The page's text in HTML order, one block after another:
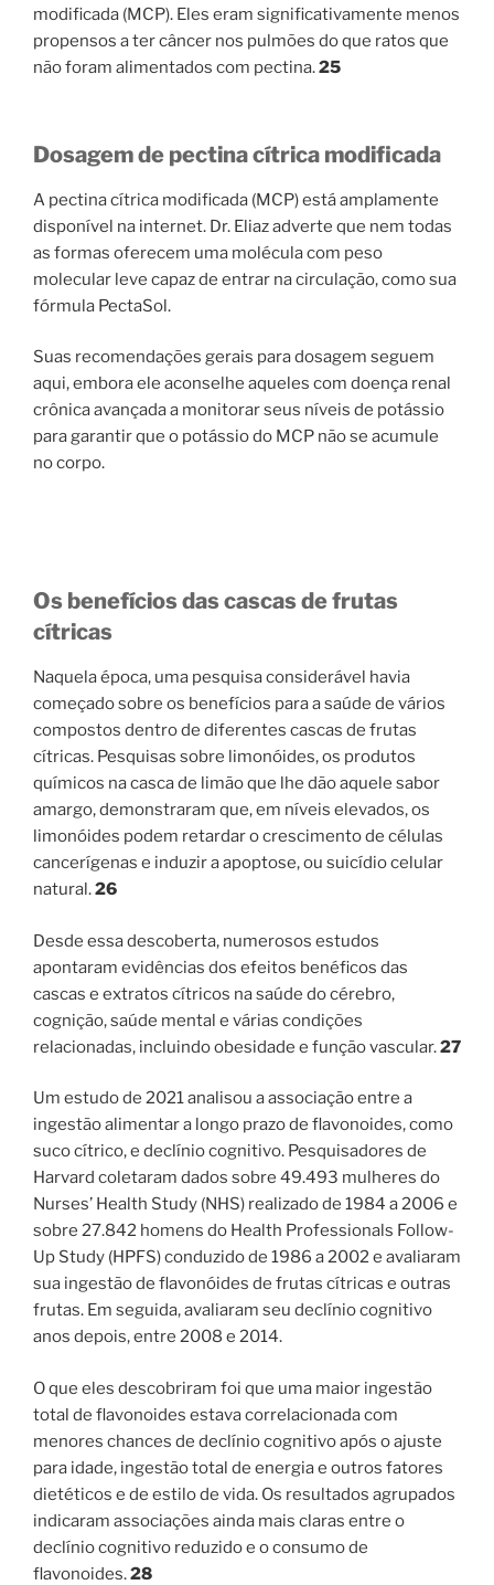
modificada (MCP). Eles eram significativamente menos
propensos a ter câncer nos pulmões do que ratos que
não foram alimentados com pectina.25
Dosagem de pectina cítrica modificada
A pectina cítrica modificada (MCP) está amplamente
disponível na internet. Dr. Eliaz adverte que nem todas
as formas oferecem uma molécula com peso
molecular leve capaz de entrar na circulação, como sua
fórmula PectaSol.
Suas recomendações gerais para dosagem seguem
aqui, embora ele aconselhe aqueles com doença renal
crônica avançada a monitorar seus níveis de potássio
para garantir que o potássio do MCP não se acumule
no corpo.
Os benefícios das cascas de frutas
cítricas
Naquela época, uma pesquisa considerável havia
começado sobre os benefícios para a saúde de vários
compostos dentro de diferentes cascas de frutas
cítricas. Pesquisas sobre limonóides, os produtos
químicos na casca de limão que lhe dão aquele sabor
amargo, demonstraram que, em níveis elevados, os
limonóides podem retardar o crescimento de células
cancerígenas e induzir a apoptose, ou suicídio celular
natural.26
Desde essa descoberta, numerosos estudos
apontaram evidências dos efeitos benéficos das
cascas e extratos cítricos na saúde do cérebro,
cognição, saúde mental e várias condições
relacionadas, incluindo obesidade e função vascular.27
Um estudo de 2021 analisou a associação entre a
ingestão alimentar a longo prazo de flavonoides, como
suco cítrico, e declínio cognitivo. Pesquisadores de
Harvard coletaram dados sobre 49.493 mulheres do
Nurses’ Health Study (NHS) realizado de 1984 a 2006 e
sobre 27.842 homens do Health Professionals Follow-
Up Study (HPFS) conduzido de 1986 a 2002 e avaliaram
sua ingestão de flavonóides de frutas cítricas e outras
frutas. Em seguida, avaliaram seu declínio cognitivo
anos depois, entre 2008 e 2014.
O que eles descobriram foi que uma maior ingestão
total de flavonoides estava correlacionada com
menores chances de declínio cognitivo após o ajuste
para idade, ingestão total de energia e outros fatores
dietéticos e de estilo de vida. Os resultados agrupados
indicaram associações ainda mais claras entre o
declínio cognitivo reduzido e o consumo de
flavonoides.28